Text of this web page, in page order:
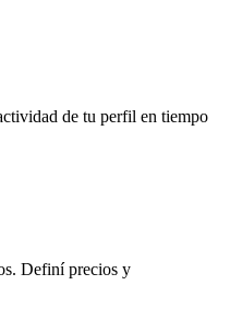
de tu perfil en tiempo
Definí precios y